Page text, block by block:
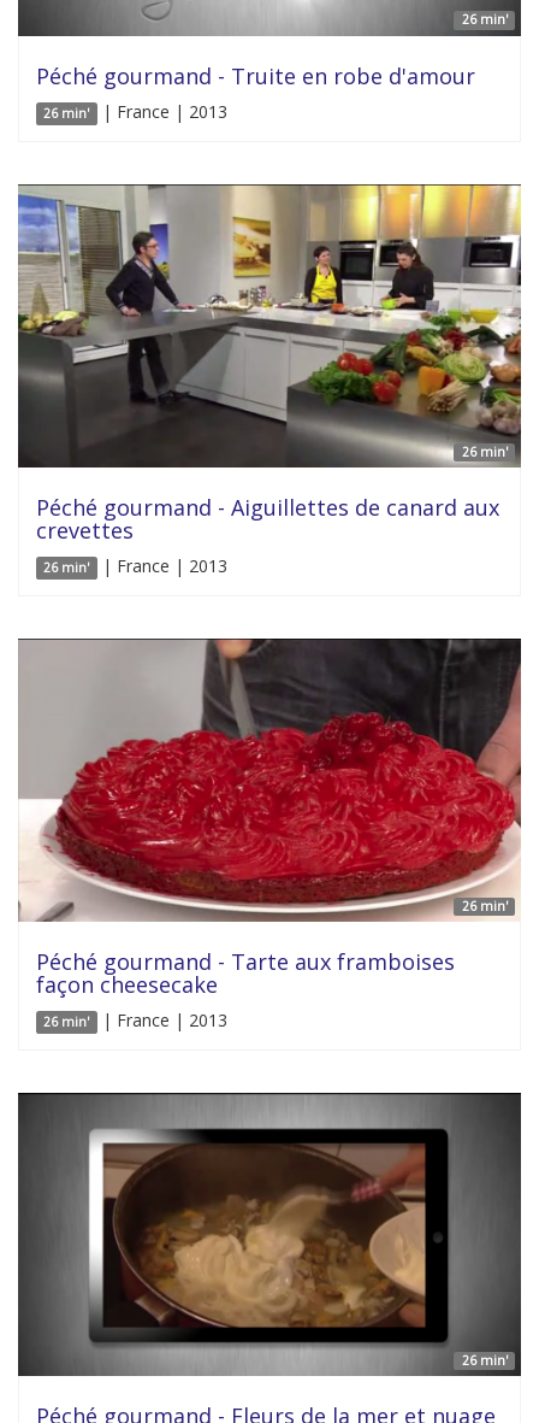
26 min'
Péché gourmand - Truite en robe d'amour
26 min' | France | 2013
26 min'
Péché gourmand - Aiguillettes de canard aux
crevettes
26 min' | France | 2013
26 min'
Péché gourmand - Tarte aux framboises
façon cheesecake
26 min' | France | 2013
26 min'
Péché gourmand - Fleurs de la mer et nuage